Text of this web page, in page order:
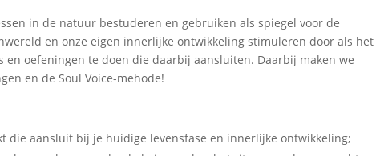
in de natuur bestuderen en gebruiken als spiegel voor de
en onze eigen innerlijke ontwikkeling stimuleren door als het
oefeningen te doen die daarbij aansluiten. Daarbij maken we
en de Soul Voice-mehode!
die aansluit bij je huidige levensfase en innerlijke ontwikkeling;